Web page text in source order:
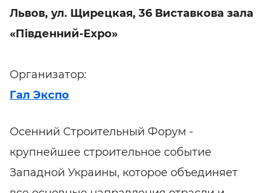
Львов, ул. Щирецкая, 36 Виставкова зала
«Південний-Expo»
Организатор:
Гал Экспо
Осенний Строительный Форум -
крупнейшее строительное событие
Западной Украины, которое объединяет